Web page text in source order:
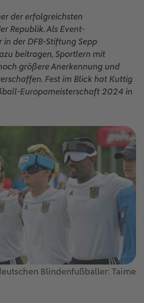
der erfolgreichsten
Republik. Als Event-
der DFB-Stiftung Sepp
beitragen, Sportlern mit
größere Anerkennung und
Fest im Blick hat Kuttig
Europameisterschaft 2024 in
Blindenfußballer: Taime